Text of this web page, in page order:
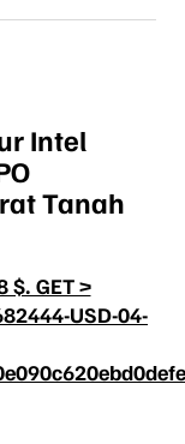
Intel
Tanah
$. GET >
USD-04-